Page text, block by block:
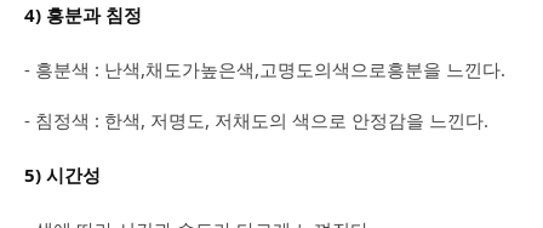
4) 흥분과 침정
- 흥분색 : 난색,채도가높은색,고명도의색으로흥분을 느낀다.
- 침정색 : 한색, 저명도, 저채도의 색으로 안정감을 느낀다.
5) 시간성